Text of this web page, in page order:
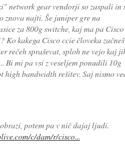
network gear vendorji so zaspali in
znova najti. Še juniper gre na
za 800g switche, kaj ma pa Cisco
Ko kakega Cisco ccie človeka
rečeh spraševat, sploh ne vejo kaj
Bi mi pa vsi z veseljem ponudili 10g
high bandwidth rešitev. Saj nismo
potem pa v nič dajaj ljudi.
c/dam/r/cisco...